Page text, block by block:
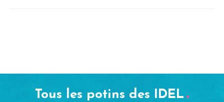
Tous les potins des IDEL